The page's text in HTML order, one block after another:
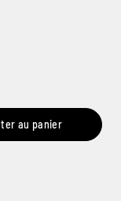
au panier